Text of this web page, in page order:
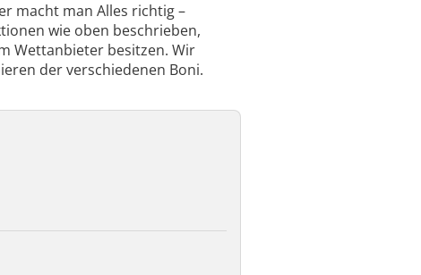
macht man Alles richtig –
wie oben beschrieben,
Wettanbieter besitzen. Wir
der verschiedenen Boni.